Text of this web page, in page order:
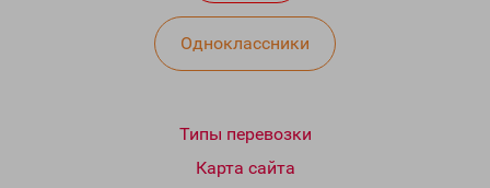
Одноклассники
Типы перевозки
Карта сайта